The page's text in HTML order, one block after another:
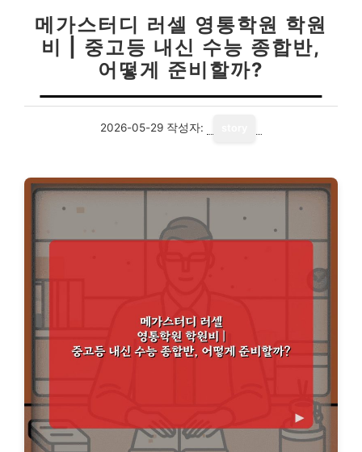
메가스터디 러셀 영통학원 학원
비 | 중고등 내신 수능 종합반,
어떻게 준비할까?
2026-05-29 작성자: